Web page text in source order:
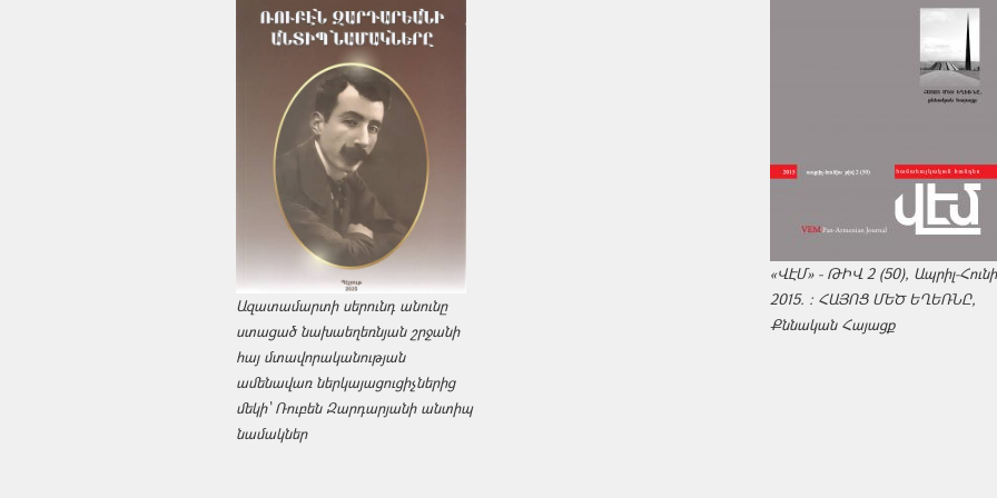
Ազատամարտի սերունդ անունը
ստացած նախաեղեռնյան շրջանի
հայ մտավորականության
ամենավառ ներկայացուցիչներից
մեկի՝ Ռուբեն Զարդարյանի անտիպ
նամակներ
«ՎԷՄ» - ԹԻՎ 2 (50), Ապրիլ-
2015. : ՀԱՅՈՑ ՄԵԾ ԵՂԵՌՆԸ,
Քննական Հայացք